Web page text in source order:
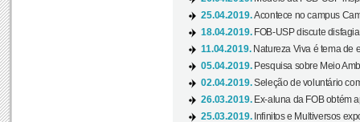
25.04.2019.Acontece no campus
18.04.2019. FOB-USP discute
11.04.2019. Natureza Viva é tema de
05.04.2019. Pesquisa sobre Meio
02.04.2019.Seleção de voluntário
26.03.2019. Ex-aluna da FOB obtém
25.03.2019. Infinitos e Multiversos